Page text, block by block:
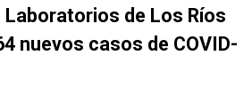
Laboratorios de Los Ríos
nuevos casos de COVID-